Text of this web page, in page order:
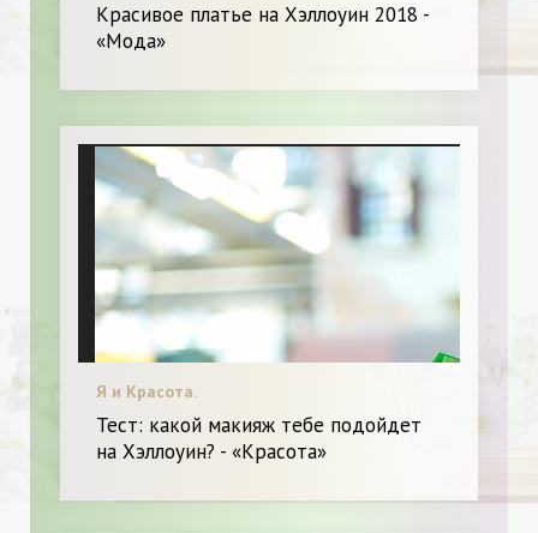
Красивое платье на Хэллоуин 2018 -
«Мода»
Я и Красота.
Тест: какой макияж тебе подойдет
на Хэллоуин? - «Красота»